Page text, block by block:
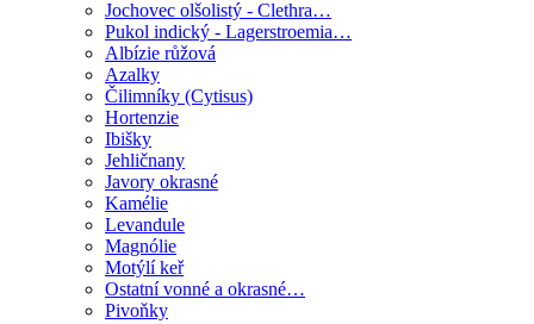
Jochovec olšolistý - Clethra…
Pukol indický - Lagerstroemia…
Albízie růžová
Azalky
Čilimníky (Cytisus)
Hortenzie
Ibišky
Jehličnany
Javory okrasné
Kamélie
Levandule
Magnólie
Motýlí keř
Ostatní vonné a okrasné…
Pivoňky